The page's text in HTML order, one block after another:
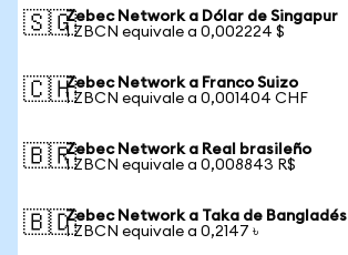
🇸🇬Zebec Network a Dólar de Singapur
1 ZBCN equivale a 0,002224 $
🇨🇭Zebec Network a Franco Suizo
1 ZBCN equivale a 0,001404 CHF
🇧🇷Zebec Network a Real brasileño
1 ZBCN equivale a 0,008843 R$
🇧🇩Zebec Network a Taka de Bangladés
1 ZBCN equivale a 0,2147 ৳